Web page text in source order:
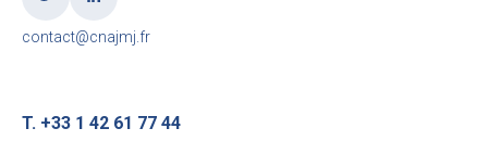
contact@cnajmj.fr
T. +33 1 42 61 77 44